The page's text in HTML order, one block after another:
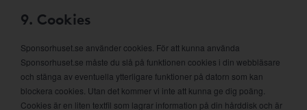
9. Cookies
Sponsorhuset.se använder cookies. För att kunna använda
Sponsorhuset.se måste du slå på funktionen cookies i din webbläsare
och stänga av eventuella ytterligare funktioner på datorn som kan
blockera cookies. Utan det kommer vi inte att kunna ge dig poäng.
Cookies är en liten textfil som lagrar information på din hårddisk och är